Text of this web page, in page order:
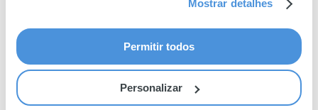
Mostrar detalhes
Permitir todos
Personalizar